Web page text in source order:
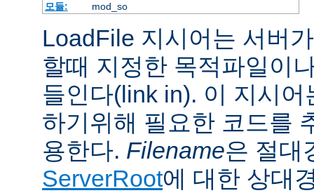
모듈:
mod_so
LoadFile 지시어는 서버
할때 지정한 목적파일이
들인다(link in). 이 지시
하기위해 필요한 코드를
용한다. Filename은 절대
ServerRoot에 대한 상대